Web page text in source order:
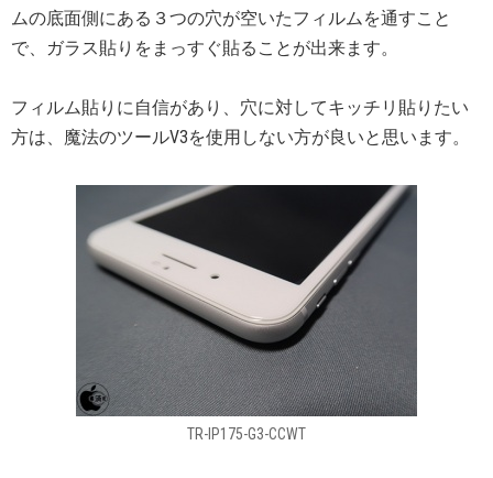
ムの底面側にある３つの穴が空いたフィルムを通すこと
で、ガラス貼りをまっすぐ貼ることが出来ます。
フィルム貼りに自信があり、穴に対してキッチリ貼りたい
方は、魔法のツールV3を使用しない方が良いと思います。
TR-IP175-G3-CCWT